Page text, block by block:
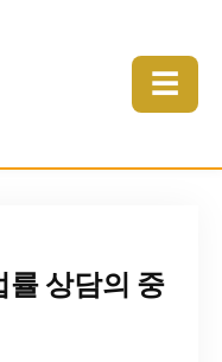
☰
상담의 중